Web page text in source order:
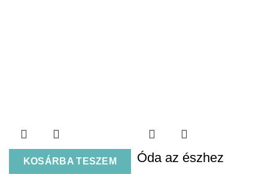
KOSÁRBA TESZEM Óda az észhez